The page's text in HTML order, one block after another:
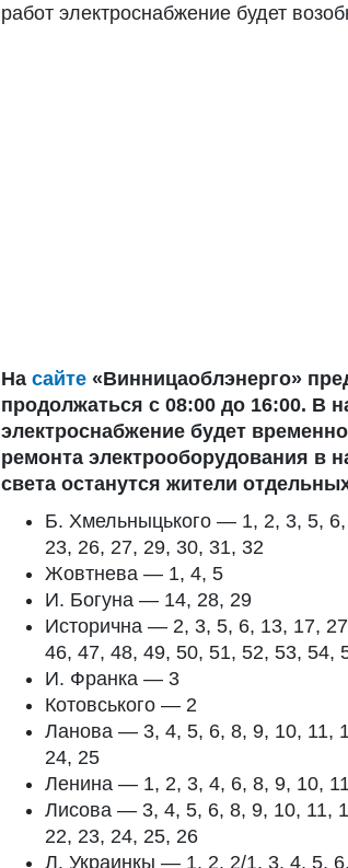
работ электроснабжение будет
На сайте «Винницаоблэнерго»
продолжаться с 08:00 до 16:00. В
электроснабжение будет
ремонта электрооборудования в
света останутся жители
Б. Хмельныцького — 1, 2, 3, 5,
23, 26, 27, 29, 30, 31, 32
Жовтнева — 1, 4, 5
И. Богуна — 14, 28, 29
Исторична — 2, 3, 5, 6, 13, 17,
46, 47, 48, 49, 50, 51, 52, 53, 54,
И. Франка — 3
Котовського — 2
Ланова — 3, 4, 5, 6, 8, 9, 10, 11,
24, 25
Ленина — 1, 2, 3, 4, 6, 8, 9, 10,
Лисова — 3, 4, 5, 6, 8, 9, 10, 11,
22, 23, 24, 25, 26
Л. Украинкы — 1, 2, 2/1, 3, 4, 5,